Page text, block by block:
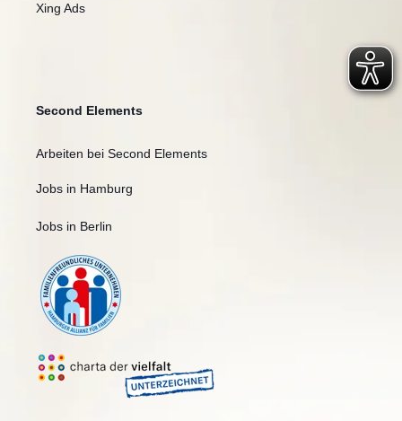
Xing Ads
Second Elements
Arbeiten bei Second Elements
Jobs in Hamburg
Jobs in Berlin